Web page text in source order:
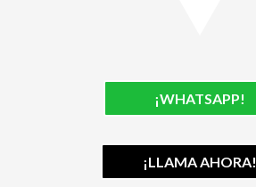
¡WHATSAPP!
¡LLAMA AHORA!